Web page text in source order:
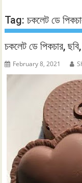
Tag:চকলেট ডে
চকলেট ডে পিকচার,
February 8, 2021